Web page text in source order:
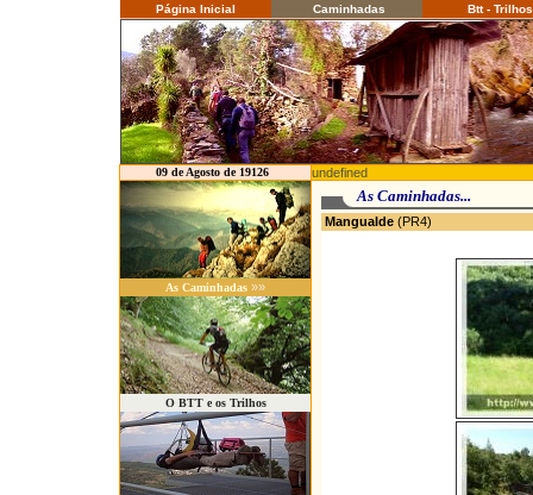
Página Inicial Caminhadas Btt - Trilhos
09 de Agosto de 19126 undefined
As Caminhadas »»
O BTT e os Trilhos
As Caminhadas...
Mangualde (PR4)